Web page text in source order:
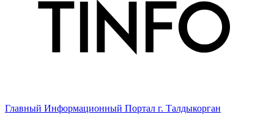
Главный Информационный Портал г. Талдыкорган